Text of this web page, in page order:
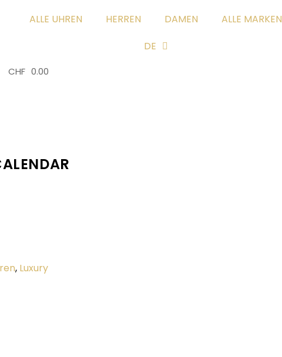
ALLE UHREN HERREN DAMEN
ALLE MARKEN
DE
CHF 0.00
, Luxury